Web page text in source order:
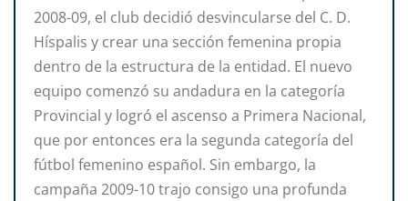
2008-09, el club decidió desvincularse del C. D.
Híspalis y crear una sección femenina propia
dentro de la estructura de la entidad. El nuevo
equipo comenzó su andadura en la categoría
Provincial y logró el ascenso a Primera Nacional,
que por entonces era la segunda categoría del
fútbol femenino español. Sin embargo, la
campaña 2009-10 trajo consigo una profunda